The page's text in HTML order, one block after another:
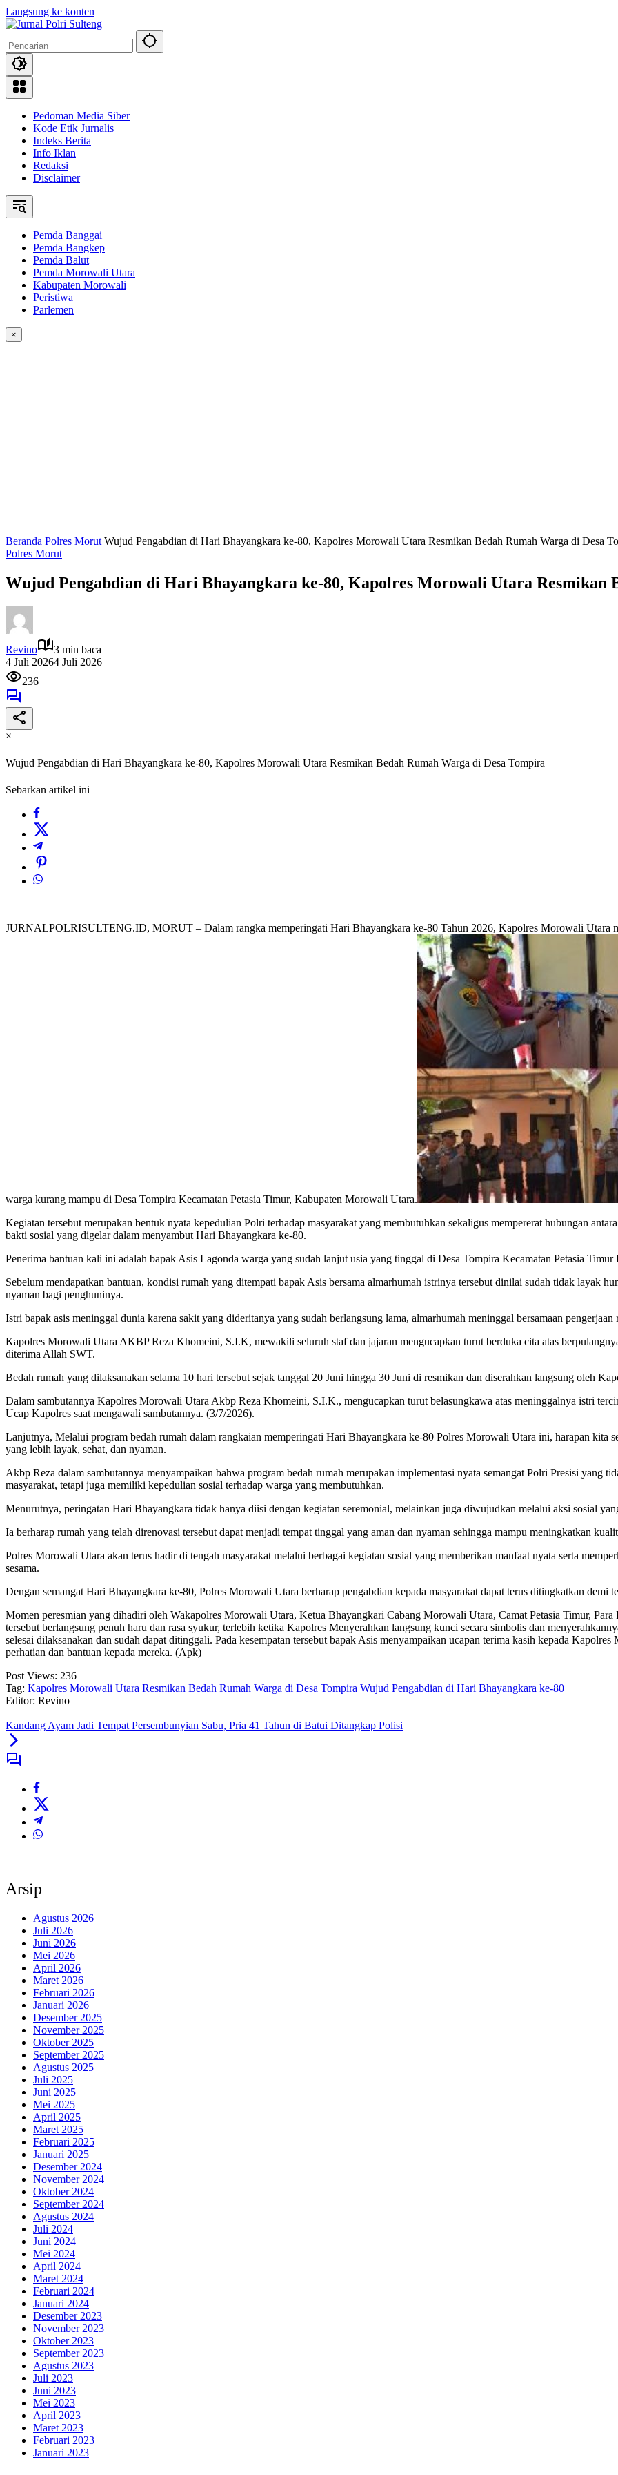
Langsung ke konten
Pedoman Media Siber
Kode Etik Jurnalis
Indeks Berita
Info Iklan
Redaksi
Disclaimer
Pemda Banggai
Pemda Bangkep
Pemda Balut
Pemda Morowali Utara
Kabupaten Morowali
Peristiwa
Parlemen
×
Beranda Polres Morut Wujud Pengabdian di Hari Bhayangkara ke-80, Kapolres Morowali Utara Resmikan Bedah Rumah Warga di Desa
Polres Morut
Wujud Pengabdian di Hari Bhayangkara ke-80, Kapolres Morowali Utara Resmikan
Revino
3 min baca
4 Juli 20264 Juli 2026
236
×
Wujud Pengabdian di Hari Bhayangkara ke-80, Kapolres Morowali Utara Resmikan Bedah Rumah Warga di Desa Tompira
Sebarkan artikel ini
JURNALPOLRISULTENG.ID, MORUT – Dalam rangka memperingati Hari Bhayangkara ke-80 Tahun 2026, Kapolres Morowali Utara
warga kurang mampu di Desa Tompira Kecamatan Petasia Timur, Kabupaten Morowali Utara.
Kegiatan tersebut merupakan bentuk nyata kepedulian Polri terhadap masyarakat yang membutuhkan sekaligus mempererat hubungan
bakti sosial yang digelar dalam menyambut Hari Bhayangkara ke-80.
Penerima bantuan kali ini adalah bapak Asis Lagonda warga yang sudah lanjut usia yang tinggal di Desa Tompira Kecamatan Petasia
Sebelum mendapatkan bantuan, kondisi rumah yang ditempati bapak Asis bersama almarhumah istrinya tersebut dinilai sudah tidak layak
nyaman bagi penghuninya.
Istri bapak asis meninggal dunia karena sakit yang dideritanya yang sudah berlangsung lama, almarhumah meninggal bersamaan pengerjaan
Kapolres Morowali Utara AKBP Reza Khomeini, S.I.K, mewakili seluruh staf dan jajaran mengucapkan turut berduka cita atas
diterima Allah SWT.
Bedah rumah yang dilaksanakan selama 10 hari tersebut sejak tanggal 20 Juni hingga 30 Juni di resmikan dan diserahkan langsung oleh
Dalam sambutannya Kapolres Morowali Utara Akbp Reza Khomeini, S.I.K., mengucapkan turut belasungkawa atas meninggalnya istri
Ucap Kapolres saat mengawali sambutannya. (3/7/2026).
Lanjutnya, Melalui program bedah rumah dalam rangkaian memperingati Hari Bhayangkara ke-80 Polres Morowali Utara ini, harapan kita
yang lebih layak, sehat, dan nyaman.
Akbp Reza dalam sambutannya menyampaikan bahwa program bedah rumah merupakan implementasi nyata semangat Polri Presisi yang
masyarakat, tetapi juga memiliki kepedulian sosial terhadap warga yang membutuhkan.
Menurutnya, peringatan Hari Bhayangkara tidak hanya diisi dengan kegiatan seremonial, melainkan juga diwujudkan melalui aksi sosial
Ia berharap rumah yang telah direnovasi tersebut dapat menjadi tempat tinggal yang aman dan nyaman sehingga mampu meningkatkan
Polres Morowali Utara akan terus hadir di tengah masyarakat melalui berbagai kegiatan sosial yang memberikan manfaat nyata serta
sesama.
Dengan semangat Hari Bhayangkara ke-80, Polres Morowali Utara berharap pengabdian kepada masyarakat dapat terus ditingkatkan demi
Momen peresmian yang dihadiri oleh Wakapolres Morowali Utara, Ketua Bhayangkari Cabang Morowali Utara, Camat Petasia Timur,
tersebut berlangsung penuh haru dan rasa syukur, terlebih ketika Kapolres Menyerahkan langsung kunci secara simbolis dan
selesai dilaksanakan dan sudah dapat ditinggali. Pada kesempatan tersebut bapak Asis menyampaikan ucapan terima kasih kepada
perhatian dan bantuan kepada mereka. (Apk)
Post Views: 236
Tag: Kapolres Morowali Utara Resmikan Bedah Rumah Warga di Desa Tompira Wujud Pengabdian di Hari Bhayangkara ke-80
Editor: Revino
Kandang Ayam Jadi Tempat Persembunyian Sabu, Pria 41 Tahun di Batui Ditangkap Polisi
Arsip
Agustus 2026
Juli 2026
Juni 2026
Mei 2026
April 2026
Maret 2026
Februari 2026
Januari 2026
Desember 2025
November 2025
Oktober 2025
September 2025
Agustus 2025
Juli 2025
Juni 2025
Mei 2025
April 2025
Maret 2025
Februari 2025
Januari 2025
Desember 2024
November 2024
Oktober 2024
September 2024
Agustus 2024
Juli 2024
Juni 2024
Mei 2024
April 2024
Maret 2024
Februari 2024
Januari 2024
Desember 2023
November 2023
Oktober 2023
September 2023
Agustus 2023
Juli 2023
Juni 2023
Mei 2023
April 2023
Maret 2023
Februari 2023
Januari 2023